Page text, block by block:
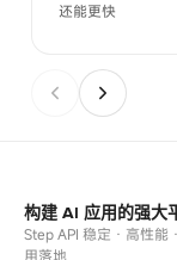
还能更快
构建 AI 应用的强大
Step API 稳定 · 高性能
用落地